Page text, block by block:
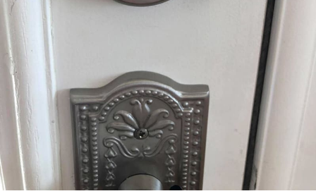
Cool Esport
Pořady
TV Program
Sledujte prima+
Přihlášení